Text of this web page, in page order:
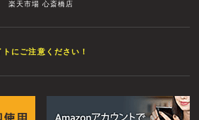
楽天市場 心斎橋店
にご注意ください！